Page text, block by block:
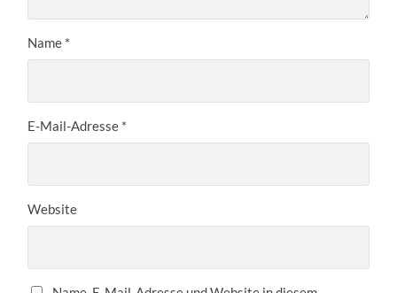
Name *
E-Mail-Adresse *
Website